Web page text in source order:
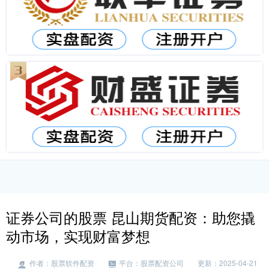
证券公司的股票 昆山期货配资：助您撬
动市场，实现财富梦想
作者：股票软件配资 平台：股票配资公司
更新：2025-04-21